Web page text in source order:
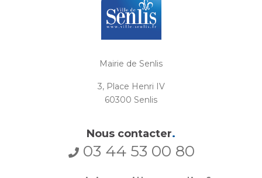
Mairie de Senlis
3, Place Henri IV
60300 Senlis
Nous contacter.
03 44 53 00 80